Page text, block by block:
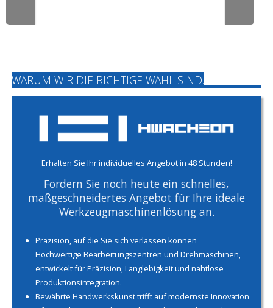
WARUM WIR DIE RICHTIGE WAHL SIND.
Erhalten Sie Ihr individuelles Angebot in 48 Stunden!
Fordern Sie noch heute ein schnelles,
maßgeschneidertes Angebot für Ihre ideale
Werkzeugmaschinenlösung an.
Präzision, auf die Sie sich verlassen können
Hochwertige Bearbeitungszentren und Drehmaschinen,
entwickelt für Präzision, Langlebigkeit und nahtlose
Produktionsintegration.
Bewährte Handwerkskunst trifft auf modernste Innovation